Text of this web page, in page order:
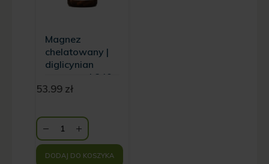
Magnez
chelatowany |
diglicynian
magnezu | 840
mg Biowen -
53.99 zł
DODAJ DO KOSZYKA